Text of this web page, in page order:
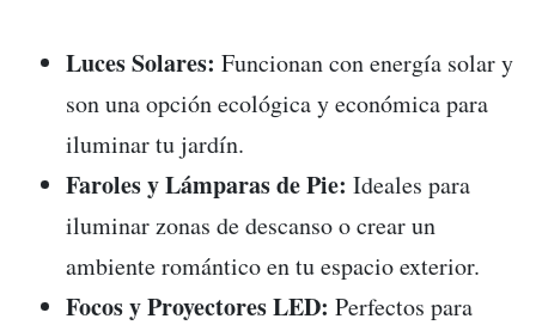
Luces Solares: Funcionan con energía solar y
son una opción ecológica y económica para
iluminar tu jardín.
Faroles y Lámparas de Pie: Ideales para
iluminar zonas de descanso o crear un
ambiente romántico en tu espacio exterior.
Focos y Proyectores LED: Perfectos para